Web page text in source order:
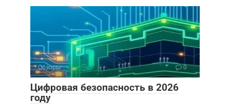
Обзоры 0
Цифровая безопасность в 2026
году